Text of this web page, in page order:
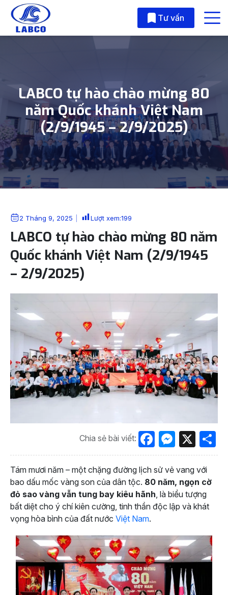
Skip to main content
Tư vấn
LABCO tự hào chào mừng 80
năm Quốc khánh Việt Nam
(2/9/1945 – 2/9/2025)
2 Tháng 9, 2025 Lượt xem:199
LABCO tự hào chào mừng 80 năm
Quốc khánh Việt Nam (2/9/1945
– 2/9/2025)
Chia sẻ bài viết: Facebook
X
Tám mươi năm – một chặng đường lịch sử vẻ vang với
bao dấu mốc vàng son của dân tộc. 80 năm, ngọn cờ
đỏ sao vàng vẫn tung bay kiêu hãnh, là biểu tượng
bất diệt cho ý chí kiên cường, tinh thần độc lập và khát
vọng hòa bình của đất nước Việt Nam.